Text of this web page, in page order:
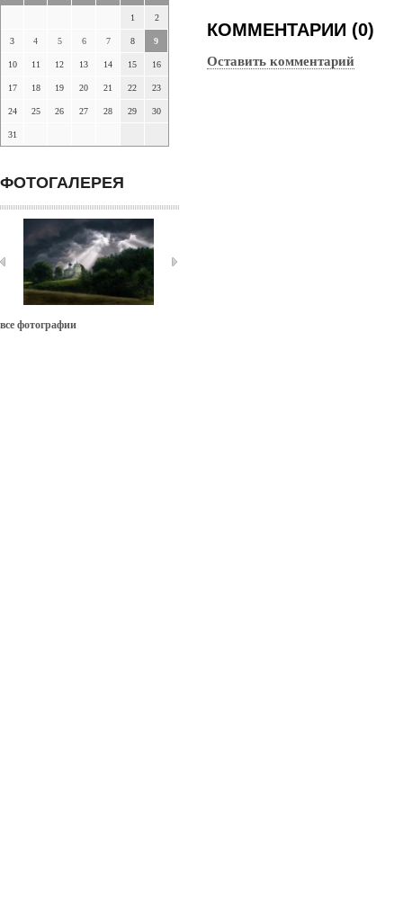
1 2
3 4 5 6 7 8 9
10 11 12 13 14 15 16
17 18 19 20 21 22 23
24 25 26 27 28 29 30
31
ФОТОГАЛЕРЕЯ
все фотографии
КОММЕНТАРИИ (0)
Оставить комментарий